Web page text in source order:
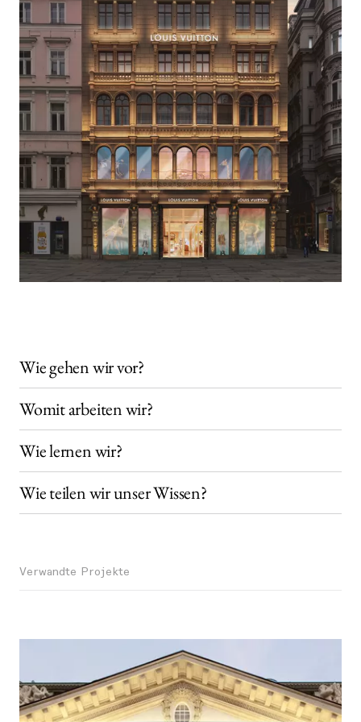
Wie gehen wir vor?
Womit arbeiten wir?
Wie lernen wir?
Wie teilen wir unser Wissen?
Verwandte Projekte